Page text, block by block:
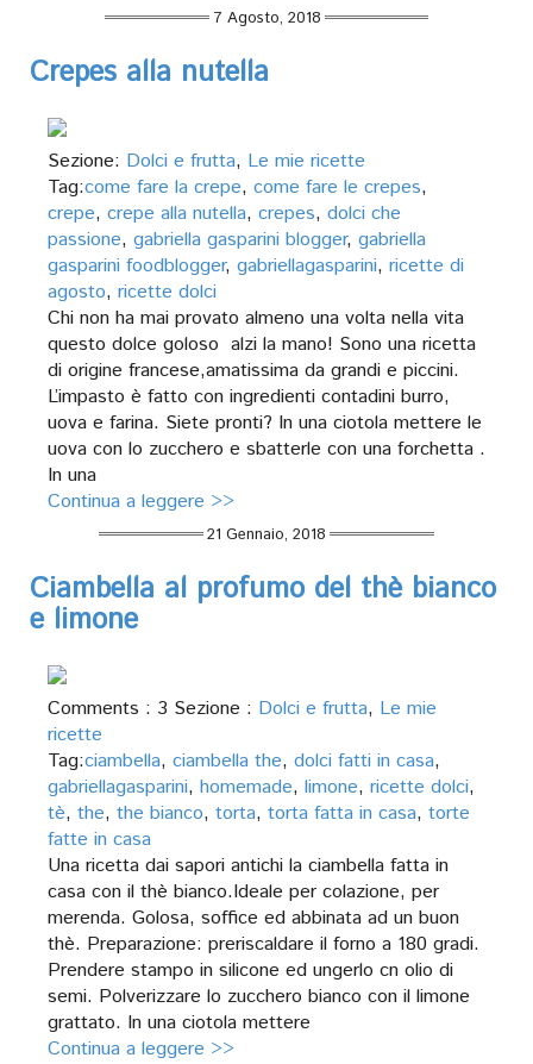
7 Agosto, 2018
Crepes alla nutella
Sezione: Dolci e frutta, Le mie ricette
Tag:come fare la crepe, come fare le crepes,
crepe, crepe alla nutella, crepes, dolci che
passione, gabriella gasparini blogger, gabriella
gasparini foodblogger, gabriellagasparini, ricette di
agosto, ricette dolci
Chi non ha mai provato almeno una volta nella vita
questo dolce goloso alzi la mano! Sono una ricetta
di origine francese,amatissima da grandi e piccini.
L’impasto è fatto con ingredienti contadini burro,
uova e farina. Siete pronti? In una ciotola mettere le
uova con lo zucchero e sbatterle con una forchetta .
In una
Continua a leggere >>
21 Gennaio, 2018
Ciambella al profumo del thè bianco
e limone
Comments : 3 Sezione : Dolci e frutta, Le mie
ricette
Tag:ciambella, ciambella the, dolci fatti in casa,
gabriellagasparini, homemade, limone, ricette dolci,
tè, the, the bianco, torta, torta fatta in casa, torte
fatte in casa
Una ricetta dai sapori antichi la ciambella fatta in
casa con il thè bianco.Ideale per colazione, per
merenda. Golosa, soffice ed abbinata ad un buon
thè. Preparazione: preriscaldare il forno a 180 gradi.
Prendere stampo in silicone ed ungerlo cn olio di
semi. Polverizzare lo zucchero bianco con il limone
grattato. In una ciotola mettere
Continua a leggere >>